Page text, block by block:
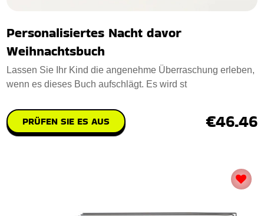
Personalisiertes Nacht davor
Weihnachtsbuch
Lassen Sie Ihr Kind die angenehme Überraschung erleben,
wenn es dieses Buch aufschlägt. Es wird st
PRÜFEN SIE ES AUS €46.46